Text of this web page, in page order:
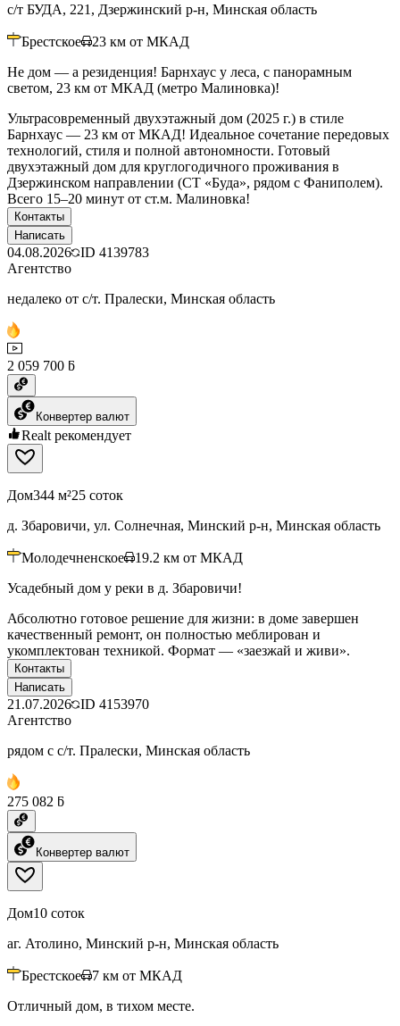
с/т БУДА, 221, Дзержинский р-н, Минская область
Брестское 23 км от МКАД
Не дом — а резиденция! Барнхаус у леса, с панорамным
светом, 23 км от МКАД (метро Малиновка)!
Ультрасовременный двухэтажный дом (2025 г.) в стиле
Барнхаус — 23 км от МКАД! Идеальное сочетание передовых
технологий, стиля и полной автономности. Готовый
двухэтажный дом для круглогодичного проживания в
Дзержинском направлении (СТ «Буда», рядом с Фаниполем).
Всего 15–20 минут от ст.м. Малиновка!
Контакты
Написать
04.08.2026 ID 4139783
Агентство
недалеко от с/т. Пралески, Минская область
2 059 700 ƃ
Конвертер валют
Realt рекомендует
Дом344 м²25 соток
д. Збаровичи, ул. Солнечная, Минский р-н, Минская область
Молодечненское 19.2 км от МКАД
Усадебный дом у реки в д. Збаровичи!
Абсолютно готовое решение для жизни: в доме завершен
качественный ремонт, он полностью меблирован и
укомплектован техникой. Формат — «заезжай и живи».
Контакты
Написать
21.07.2026 ID 4153970
Агентство
рядом с с/т. Пралески, Минская область
275 082 ƃ
Конвертер валют
Дом10 соток
аг. Атолино, Минский р-н, Минская область
Брестское 7 км от МКАД
Отличный дом, в тихом месте.